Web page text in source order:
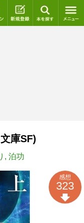
ログイン 新規登録
庫SF)
, 泊功
感想
323